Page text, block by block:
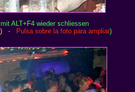
ALT+F4 wieder schliessen
- Pulsa sobre la foto para ampliar)